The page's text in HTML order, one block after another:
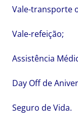
Vale-transporte
Vale-refeição;
Assistência
Day Off de
Seguro de Vida.